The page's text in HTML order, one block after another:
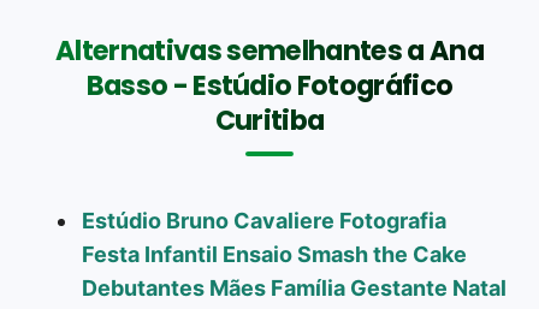
Alternativas semelhantes a Ana
Basso - Estúdio Fotográfico
Curitiba
Estúdio Bruno Cavaliere Fotografia
Festa Infantil Ensaio Smash the Cake
Debutantes Mães Família Gestante Natal